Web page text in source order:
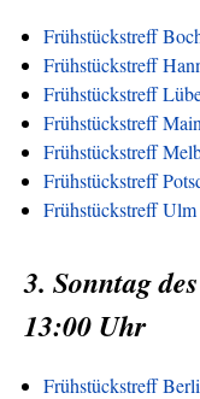
Frühstückstreff
Frühstückstreff
Frühstückstreff
Frühstückstreff
Frühstückstreff
Frühstückstreff
Frühstückstreff Ulm
3. Sonntag
13:00 Uhr
Frühstückstreff